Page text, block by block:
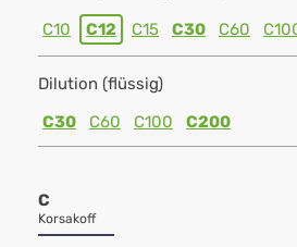
C10 C12 C15 C30 C60
Dilution (flüssig)
C30
C60 C100 C200
C
Korsakoff